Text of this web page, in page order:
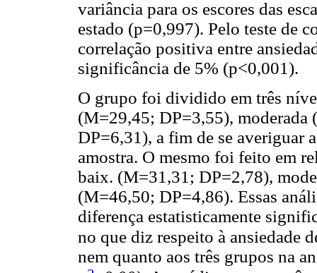
variância para os escores das
estado (p=0,997). Pelo teste de
correlação positiva entre
significância de 5% (p<0,001).
O grupo foi dividido em três
(M=29,45; DP=3,55),
DP=6,31), a fim de se averiguar
amostra. O mesmo foi feito em
baix. (M=31,31; DP=2,78),
(M=46,50; DP=4,86). Essas
diferença estatisticamente
no que diz respeito à ansiedade
nem quanto aos três grupos na